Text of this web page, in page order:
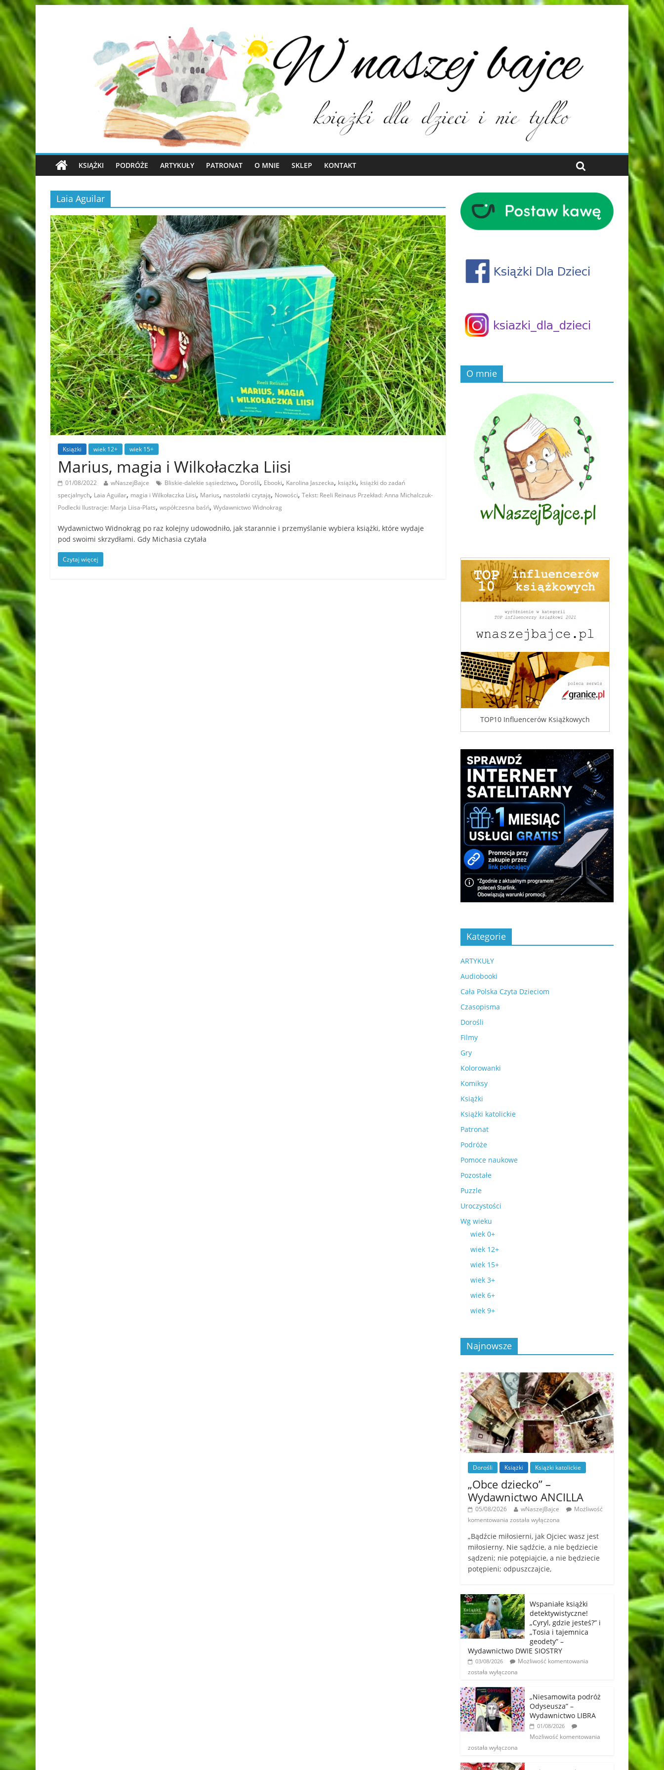
KSIĄŻKI PODRÓŻE ARTYKUŁY PATRONAT O MNIE SKLEP KONTAKT
Laia Aguilar
Książki wiek 12+ wiek 15+
Marius, magia i Wilkołaczka Liisi
01/08/2022 wNaszejBajce Bliskie-dalekie sąsiedztwo, Dorośli, Ebooki, Karolina Jaszecka, książki, książki do zadań
specjalnych, Laia Aguilar, magia i Wilkołaczka Liisi, Marius, nastolatki czytają, Nowości, Tekst: Reeli Reinaus Przekład: Anna Michalczuk-
Podlecki Ilustracje: Marja Liisa-Plats, współczesna baśń, Wydawnictwo Widnokrag
Wydawnictwo Widnokrąg po raz kolejny udowodniło, jak starannie i przemyślanie wybiera książki, które wydaje
pod swoimi skrzydłami. Gdy Michasia czytała
Czytaj więcej
O mnie
TOP10 Influencerów Książkowych
Kategorie
ARTYKUŁY
Audiobooki
Cała Polska Czyta Dzieciom
Czasopisma
Dorośli
Filmy
Gry
Kolorowanki
Komiksy
Książki
Książki katolickie
Patronat
Podróże
Pomoce naukowe
Pozostałe
Puzzle
Uroczystości
Wg wieku
wiek 0+
wiek 12+
wiek 15+
wiek 3+
wiek 6+
wiek 9+
Najnowsze
Dorośli Książki Książki katolickie
„Obce dziecko” –
Wydawnictwo ANCILLA
05/08/2026 wNaszejBajce
Możliwość
komentowania została wyłączona
„Bądźcie miłosierni, jak Ojciec wasz jest
miłosierny. Nie sądźcie, a nie będziecie
sądzeni; nie potępiajcie, a nie będziecie
potępieni; odpuszczajcie,
Wspaniałe książki
detektywistyczne!
„Cyryl, gdzie jesteś?” i
„Tosia i tajemnica
geodety” –
Wydawnictwo DWIE SIOSTRY
03/08/2026
Możliwość komentowania
została wyłączona
„Niesamowita podróż
Odyseusza” –
Wydawnictwo LIBRA
01/08/2026
Możliwość komentowania
została wyłączona